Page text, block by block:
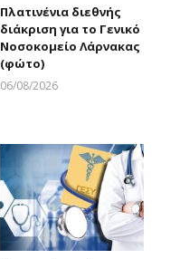
Πλατινένια διεθνής
διάκριση για το Γενικό
Νοσοκομείο Λάρνακας
(φώτο)
06/08/2026